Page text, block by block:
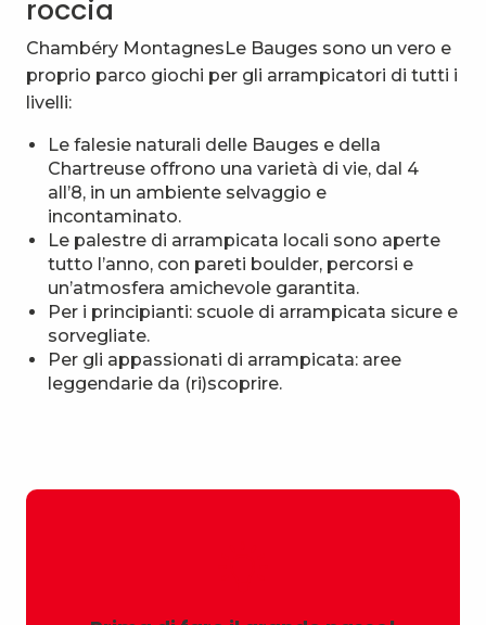
roccia
Chambéry MontagnesLe Bauges sono un vero e
proprio parco giochi per gli arrampicatori di tutti i
livelli:
Le falesie naturali delle Bauges e della
Chartreuse offrono una varietà di vie, dal 4
all’8, in un ambiente selvaggio e
incontaminato.
Le palestre di arrampicata locali sono aperte
tutto l’anno, con pareti boulder, percorsi e
un’atmosfera amichevole garantita.
Per i principianti: scuole di arrampicata sicure e
sorvegliate.
Per gli appassionati di arrampicata: aree
leggendarie da (ri)scoprire.